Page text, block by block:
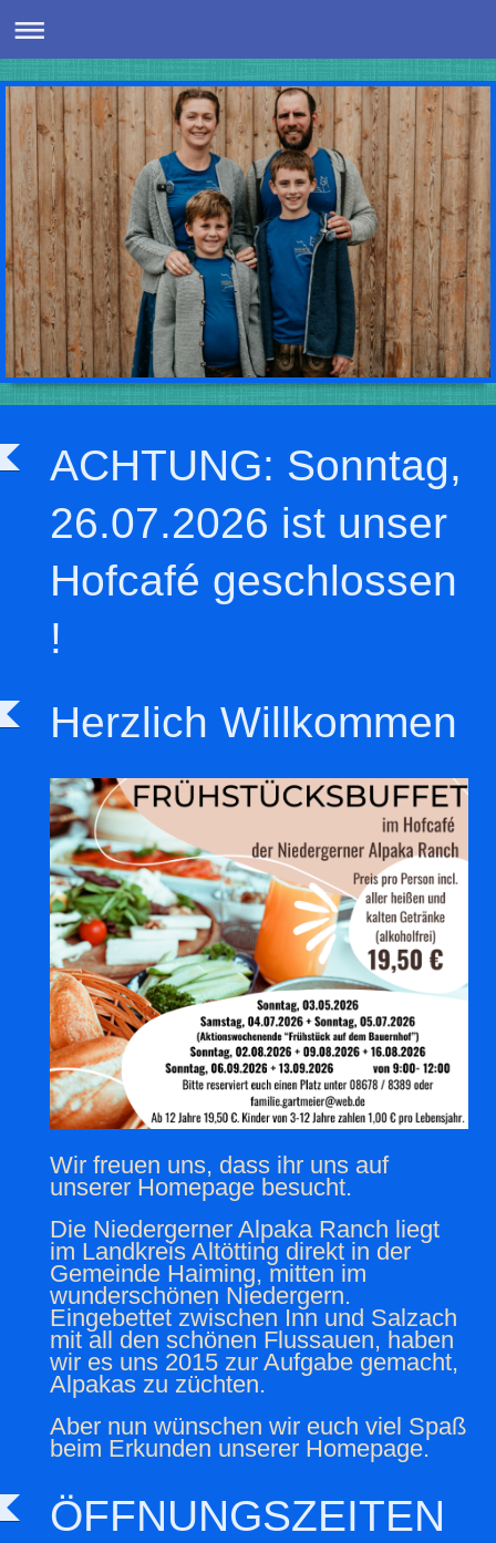
ACHTUNG: Sonntag,
26.07.2026 ist unser
Hofcafé geschlossen
!
Herzlich Willkommen
Wir freuen uns, dass ihr uns auf
unserer Homepage besucht.
Die Niedergerner Alpaka Ranch liegt
im Landkreis Altötting direkt in der
Gemeinde Haiming, mitten im
wunderschönen Niedergern.
Eingebettet zwischen Inn und Salzach
mit all den schönen Flussauen, haben
wir es uns 2015 zur Aufgabe gemacht,
Alpakas zu züchten.
Aber nun wünschen wir euch viel Spaß
beim Erkunden unserer Homepage.
ÖFFNUNGSZEITEN